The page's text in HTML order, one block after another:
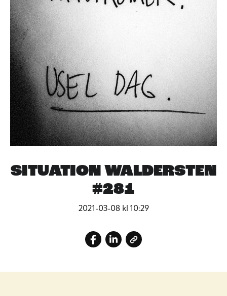
SITUATION WALDERSTEN
#281
2021-03-08 kl 10:29